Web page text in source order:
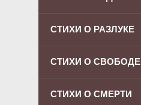
СТИХИ О РАЗЛУКЕ
СТИХИ О СВОБОДЕ
СТИХИ О СМЕРТИ